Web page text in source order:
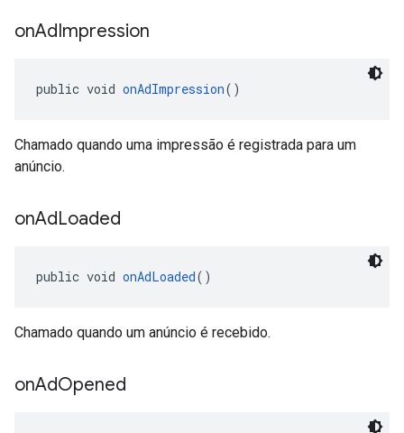
onAdImpression
public void onAdImpression()
Chamado quando uma impressão é registrada para um
anúncio.
onAdLoaded
public void onAdLoaded()
Chamado quando um anúncio é recebido.
onAdOpened